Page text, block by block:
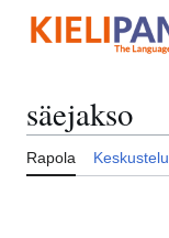
sisältöön
säejakso
Rapola Keskustelu